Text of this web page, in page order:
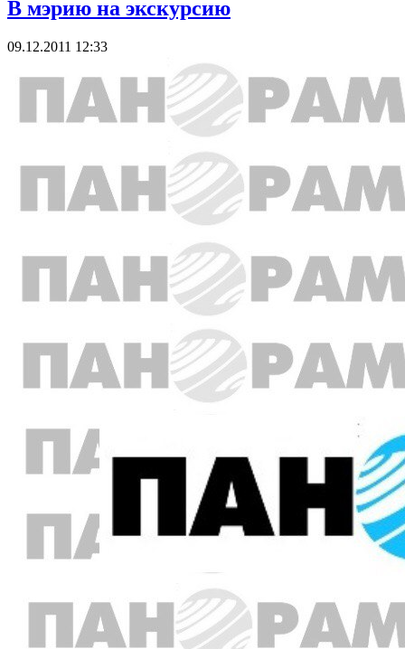
В мэрию на экскурсию
09.12.2011 12:33